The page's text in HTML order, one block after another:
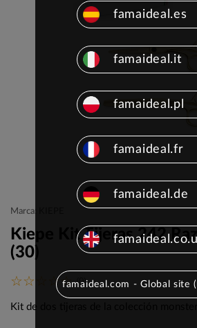
Marca: KIEPE
Kiepe Kit Tijeras 242
(30)
(0)
Kit de dos tijeras de la colección monster
famaideal.es
famaideal.it
famaideal.pl
famaideal.fr
famaideal.de
famaideal.com - Global site